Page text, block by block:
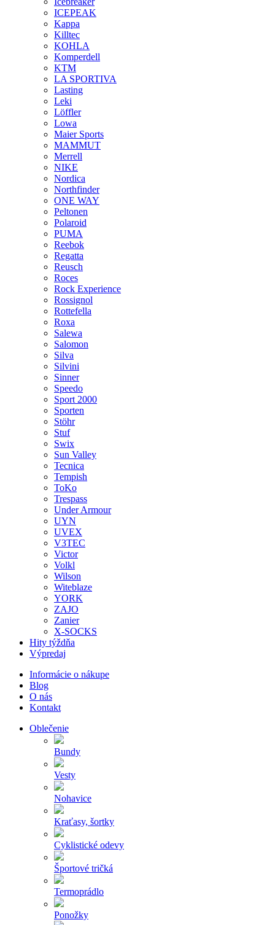
ICEPEAK
Kappa
Killtec
KOHLA
Komperdell
KTM
LA SPORTIVA
Lasting
Leki
Löffler
Lowa
Maier Sports
MAMMUT
Merrell
NIKE
Nordica
Northfinder
ONE WAY
Peltonen
Polaroid
PUMA
Reebok
Regatta
Reusch
Roces
Rock Experience
Rossignol
Rottefella
Roxa
Salewa
Salomon
Silva
Silvini
Sinner
Speedo
Sport 2000
Sporten
Stöhr
Stuf
Swix
Sun Valley
Tecnica
Tempish
ToKo
Trespass
Under Armour
UYN
UVEX
V3TEC
Victor
Volkl
Wilson
Witeblaze
YORK
ZAJO
Zanier
X-SOCKS
Hity týždňa
Výpredaj
Informácie o nákupe
Blog
O nás
Kontakt
Oblečenie
Bundy
Vesty
Nohavice
Kraťasy, šortky
Cyklistické odevy
Športové tričká
Termoprádlo
Ponožky